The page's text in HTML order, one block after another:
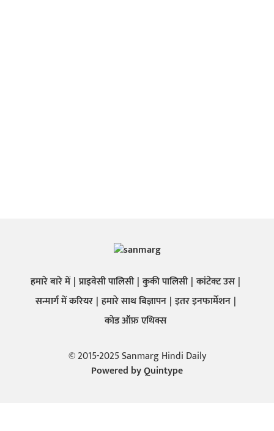
हमारे बारे में प्राइवेसी पालिसी कुकी पालिसी कांटेक्ट उस
सन्मार्ग में करियर हमारे साथ बिज्ञापन इतर इनफार्मेशन
कोड ऑफ़ एथिक्स
© 2015-2025 Sanmarg Hindi Daily
Powered byQuintype